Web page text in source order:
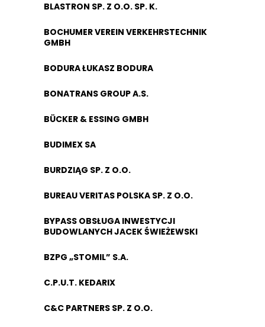
BLASTRON SP. Z O.O. SP. K.
BOCHUMER VEREIN VERKEHRSTECHNIK
GMBH
BODURA ŁUKASZ BODURA
BONATRANS GROUP A.S.
BÜCKER & ESSING GMBH
BUDIMEX SA
BURDZIĄG SP. Z O.O.
BUREAU VERITAS POLSKA SP. Z O.O.
BYPASS OBSŁUGA INWESTYCJI
BUDOWLANYCH JACEK ŚWIEŻEWSKI
BZPG „STOMIL” S.A.
C.P.U.T. KEDARIX
C&C PARTNERS SP. Z O.O.